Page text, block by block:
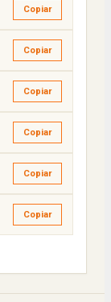
Copiar
Copiar
Copiar
Copiar
Copiar
Copiar